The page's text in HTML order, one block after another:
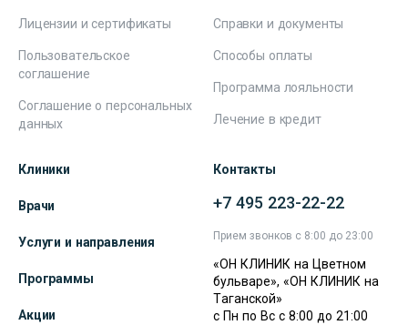
Лицензии и сертификаты
Пользовательское
соглашение
Соглашение о персональных
данных
Справки и документы
Способы оплаты
Программа лояльности
Лечение в кредит
Клиники
Врачи
Услуги и направления
Программы
Акции
Контакты
+7 495 223-22-22
Прием звонков с 8:00 до 23:00
«ОН КЛИНИК на Цветном
бульваре», «ОН КЛИНИК на
Таганской»
с Пн по Вс с 8:00 до 21:00